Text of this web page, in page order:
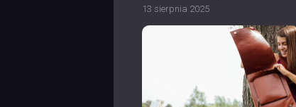
13 sierpnia 2025